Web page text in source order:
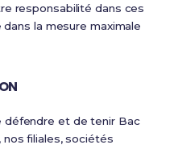
responsabilité dans ces
la mesure maximale
défendre et de tenir Bac
filiales, sociétés